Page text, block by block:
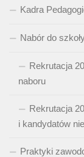
Kadra
Nabór do
Rekrutacja
naboru
Rekrutacja
i kandydatów
Praktyki